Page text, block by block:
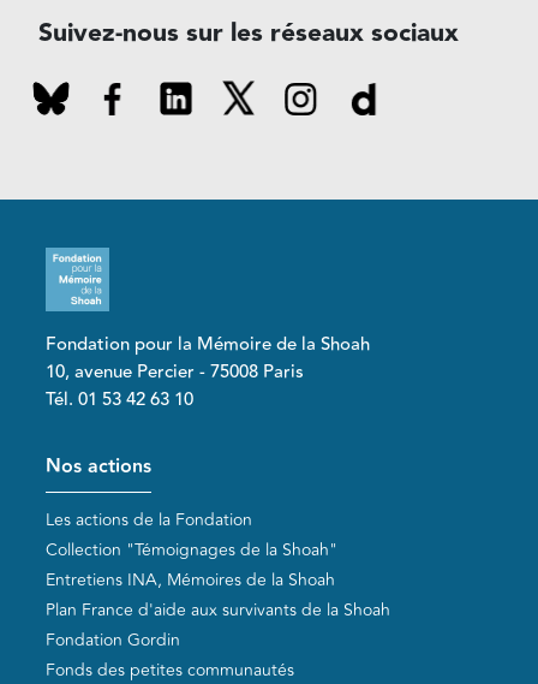
Suivez-nous sur les réseaux sociaux
Fondation pour la Mémoire de la Shoah
10, avenue Percier - 75008 Paris
Tél. 01 53 42 63 10
Pied de page
Nos actions
Les actions de la Fondation
Collection "Témoignages de la Shoah"
Entretiens INA, Mémoires de la Shoah
Plan France d'aide aux survivants de la Shoah
Fondation Gordin
Fonds des petites communautés